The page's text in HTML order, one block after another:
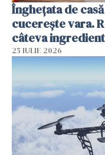
Înghețata de
cucerește vara.
câteva
25 IULIE 2026